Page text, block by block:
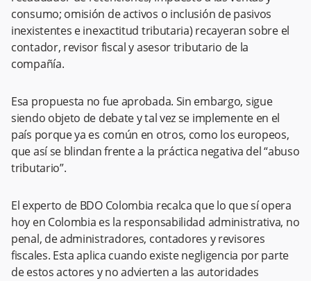
consumo; omisión de activos o inclusión de pasivos
inexistentes e inexactitud tributaria) recayeran sobre el
contador, revisor fiscal y asesor tributario de la
compañía.
Esa propuesta no fue aprobada. Sin embargo, sigue
siendo objeto de debate y tal vez se implemente en el
país porque ya es común en otros, como los europeos,
que así se blindan frente a la práctica negativa del “abuso
tributario”.
El experto de BDO Colombia recalca que lo que sí opera
hoy en Colombia es la responsabilidad administrativa, no
penal, de administradores, contadores y revisores
fiscales. Esta aplica cuando existe negligencia por parte
de estos actores y no advierten a las autoridades